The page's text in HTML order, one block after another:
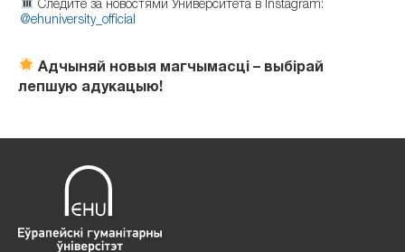
Следите за новостями Университета в Instagram:
@ehuniversity_official
Адчыняй новыя магчымасці – выбірай
лепшую адукацыю!